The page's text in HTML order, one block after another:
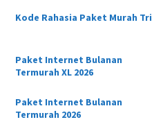
Kode Rahasia Paket Murah Tri
Paket Internet Bulanan
Termurah XL 2026
Paket Internet Bulanan
Termurah 2026